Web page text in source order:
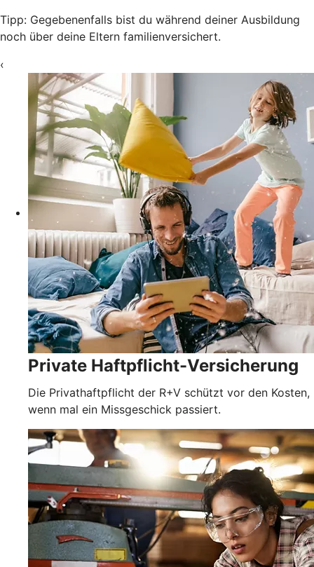
Tipp: Gegebenenfalls bist du während deiner Ausbildung
noch über deine Eltern familienversichert.
‹
Private Haftpflicht-Versicherung
Die Privathaftpflicht der R+V schützt vor den Kosten,
wenn mal ein Missgeschick passiert.